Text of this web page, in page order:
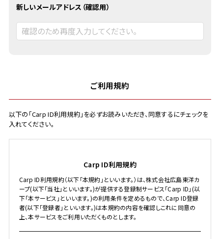
新しいメールアドレス（確認用）
ご利用規約
以下の「Carp ID利用規約」を必ずお読みいただき、同意するにチェックを
入れてください。
Carp ID利用規約
Carp ID利用規約（以下「本規約」といいます。）は、株式会社広島東洋カ
ープ(以下「当社」といいます。)が提供する登録制サービス「Carp ID」(以
下「本サービス」といいます。)の利用条件を定めるもので、Carp ID登録
者(以下「登録者」といいます。)は本規約の内容を確認しこれに同意の
上、本サービスをご利用いただくものとします。